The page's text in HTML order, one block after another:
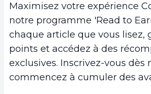
Maximisez votre expérience
notre programme 'Read to
chaque article que vous lisez,
points et accédez à des
exclusives. Inscrivez-vous
commencez à cumuler des